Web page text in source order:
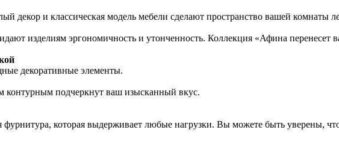
декор и классическая модель мебели сделают пространство вашей комнаты
изделиям эргономичность и утонченность. Коллекция «Афина
декоративные элементы.
контурным подчеркнут ваш изысканный вкус.
фурнитура, которая выдерживает любые нагрузки. Вы можете быть уверены,